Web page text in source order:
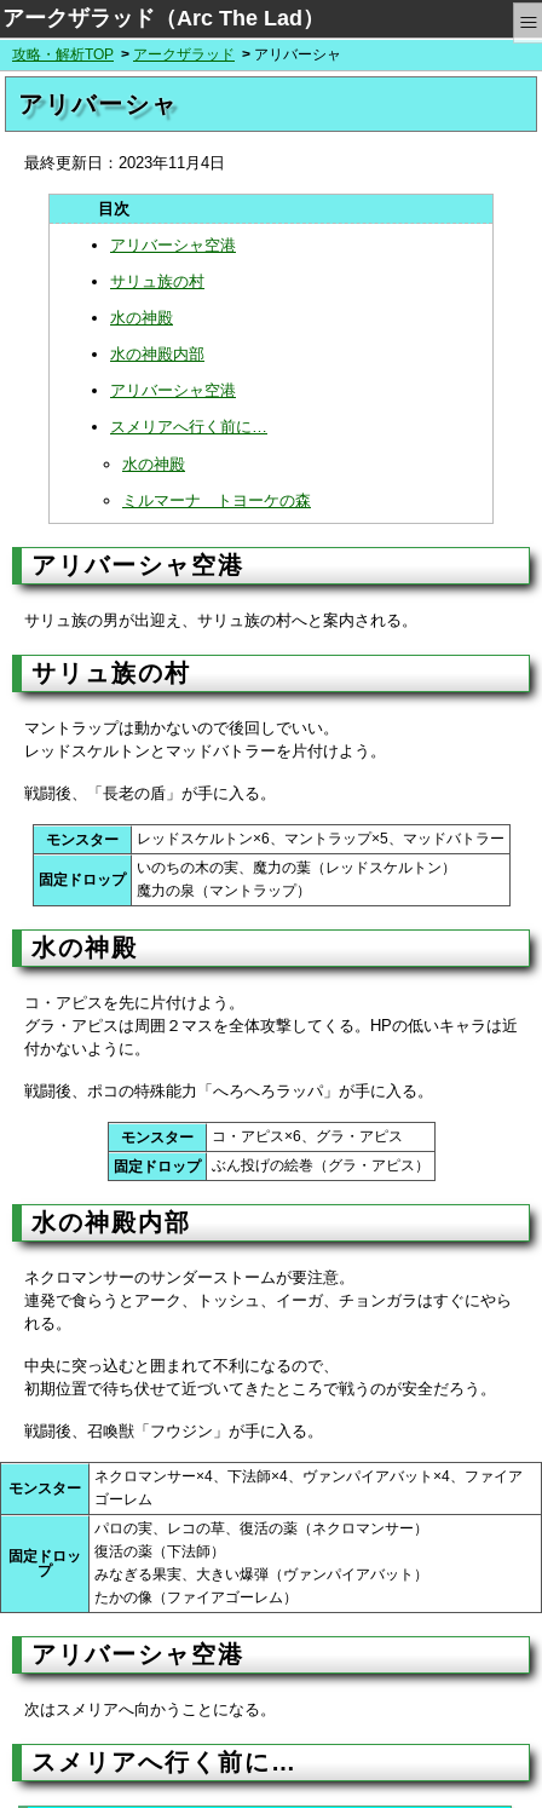
アークザラッド（Arc The Lad） ≡
攻略・解析TOP アークザラッド アリバーシャ
アリバーシャ
最終更新日： 2023年11月4日
アリバーシャ空港
サリュ族の村
水の神殿
水の神殿内部
アリバーシャ空港
スメリアへ行く前に…
水の神殿
ミルマーナ トヨーケの森
アリバーシャ空港
サリュ族の男が出迎え、サリュ族の村へと案内される。
サリュ族の村
マントラップは動かないので後回しでいい。
レッドスケルトンとマッドバトラーを片付けよう。
戦闘後、「長老の盾」が手に入る。
モンスター レッドスケルトン×6、マントラップ×5、マッドバトラー
固定ドロップ
いのちの木の実、魔力の葉（レッドスケルトン）
魔力の泉（マントラップ）
水の神殿
コ・アピスを先に片付けよう。
グラ・アピスは周囲２マスを全体攻撃してくる。HPの低いキャラは近
付かないように。
戦闘後、ポコの特殊能力「へろへろラッパ」が手に入る。
モンスター
コ・アピス×6、グラ・アピス
固定ドロップ
ぶん投げの絵巻（グラ・アピス）
水の神殿内部
ネクロマンサーのサンダーストームが要注意。
連発で食らうとアーク、トッシュ、イーガ、チョンガラはすぐにやら
れる。
中央に突っ込むと囲まれて不利になるので、
初期位置で待ち伏せて近づいてきたところで戦うのが安全だろう。
戦闘後、召喚獣「フウジン」が手に入る。
モンスター
ネクロマンサー×4、下法師×4、ヴァンパイアバット×4、ファイア
ゴーレム
固定ドロッ
プ
パロの実、レコの草、復活の薬（ネクロマンサー）
復活の薬（下法師）
みなぎる果実、大きい爆弾（ヴァンパイアバット）
たかの像（ファイアゴーレム）
アリバーシャ空港
次はスメリアへ向かうことになる。
スメリアへ行く前に…